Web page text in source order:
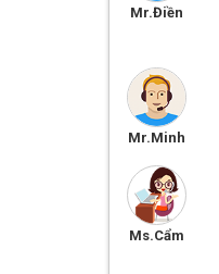
Mr.Điền
Mr.Minh
Ms.Cẩm